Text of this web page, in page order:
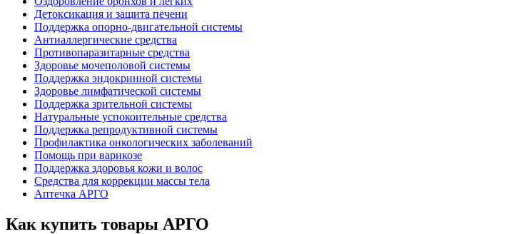
Детоксикация и защита печени
Поддержка опорно-двигательной системы
Антиаллергические средства
Противопаразитарные средства
Здоровье мочеполовой системы
Поддержка эндокринной системы
Здоровье лимфатической системы
Поддержка зрительной системы
Натуральные успокоительные средства
Поддержка репродуктивной системы
Профилактика онкологических заболеваний
Помощь при варикозе
Поддержка здоровья кожи и волос
Средства для коррекции массы тела
Аптечка АРГО
Как купить товары АРГО